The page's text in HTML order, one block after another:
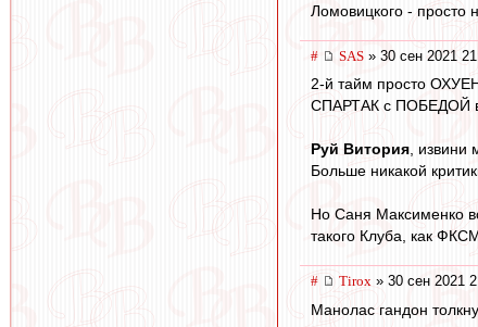
Ломовицкого - просто
# SAS » 30 сен 2021
2-й тайм просто
СПАРТАК с ПОБЕДОЙ
Руй Витория, извини
Больше никакой
Но Саня Максименко
такого Клуба, как
# Tirox » 30 сен 2021
Манолас гандон